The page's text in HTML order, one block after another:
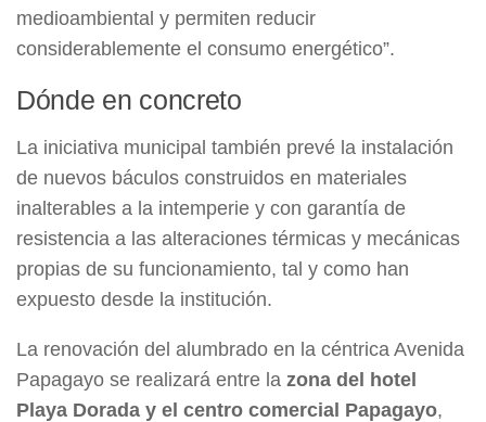
medioambiental y permiten reducir
considerablemente el consumo energético”.
Dónde en concreto
La iniciativa municipal también prevé la instalación
de nuevos báculos construidos en materiales
inalterables a la intemperie y con garantía de
resistencia a las alteraciones térmicas y mecánicas
propias de su funcionamiento, tal y como han
expuesto desde la institución.
La renovación del alumbrado en la céntrica Avenida
Papagayo se realizará entre la zona del hotel
Playa Dorada y el centro comercial Papagayo,